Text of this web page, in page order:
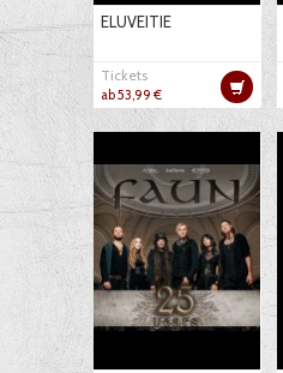
ELUVEITIE
Tickets
ab 53,99 €